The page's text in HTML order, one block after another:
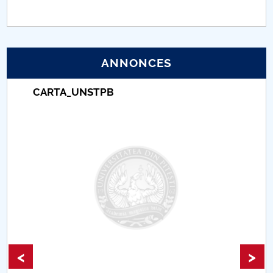
PNRR
Comisie de etica unversitară
Accesibilitate pentru studenții cu dizabilități
ANNONCES
CARTA_UNSTPB
< >